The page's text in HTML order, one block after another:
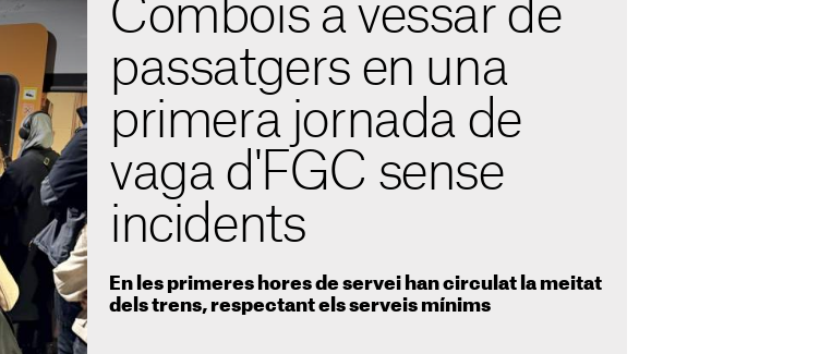
Combois a vessar de
passatgers en una
primera jornada de
vaga d'FGC sense
incidents
En les primeres hores de servei han circulat la meitat
dels trens, respectant els serveis mínims